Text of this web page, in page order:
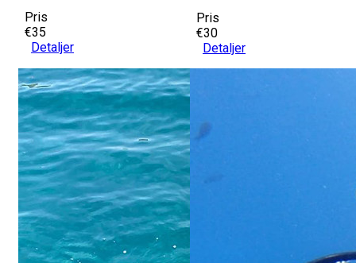
Pris
€35
Detaljer
Pris
€30
Detaljer